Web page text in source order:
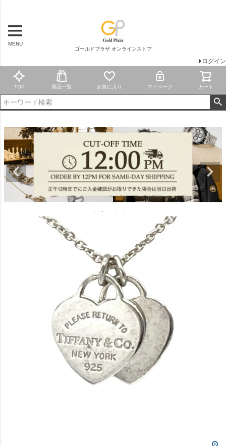
MENU
ゴールドプラザ オンラインストア
ログイン
TOP 商品一覧 お気に入り マイページ カート